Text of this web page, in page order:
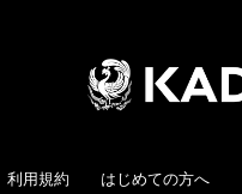
利用規約 はじめての方へ